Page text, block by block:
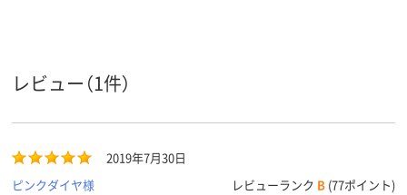
テープ長
さ
8m8m
レビュー（1件）
2019年7月30日
ピンクダイヤ様
レビューランク B (77ポイント)